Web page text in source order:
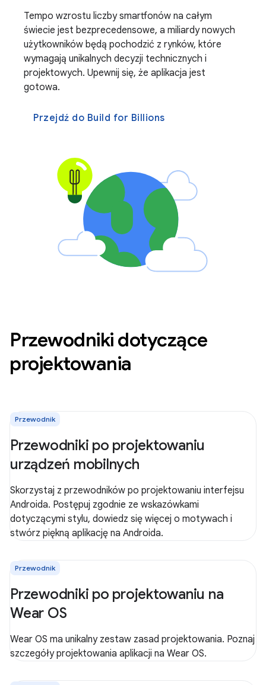
Tempo wzrostu liczby smartfonów na całym
świecie jest bezprecedensowe, a miliardy nowych
użytkowników będą pochodzić z rynków, które
wymagają unikalnych decyzji technicznych i
projektowych. Upewnij się, że aplikacja jest
gotowa.
Przejdź do Build for Billions
Przewodniki dotyczące
projektowania
Przewodnik
Przewodniki po projektowaniu
urządzeń mobilnych
Skorzystaj z przewodników po projektowaniu interfejsu
Androida. Postępuj zgodnie ze wskazówkami
dotyczącymi stylu, dowiedz się więcej o motywach i
stwórz piękną aplikację na Androida.
Przewodnik
Przewodniki po projektowaniu na
Wear OS
Wear OS ma unikalny zestaw zasad projektowania. Poznaj
szczegóły projektowania aplikacji na Wear OS.